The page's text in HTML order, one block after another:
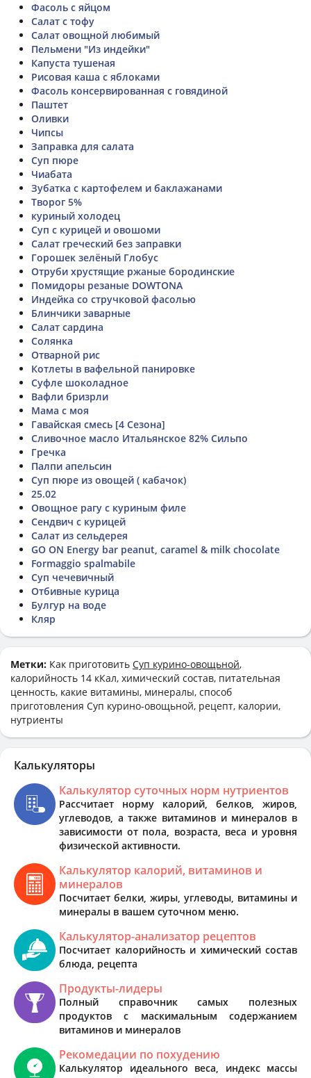
Фасоль с яйцом
Салат с тофу
Салат овощной любимый
Пельмени "Из индейки"
Капуста тушеная
Рисовая каша с яблоками
Фасоль консервированная с говядиной
Паштет
Оливки
Чипсы
Заправка для салата
Суп пюре
Чиабата
Зубатка с картофелем и баклажанами
Творог 5%
куриный холодец
Суп с курицей и овошоми
Салат греческий без заправки
Горошек зелёный Глобус
Отруби хрустящие ржаные бородинские
Помидоры резаные DOWTONA
Индейка со стручковой фасолью
Блинчики заварные
Салат сардина
Солянка
Отварной рис
Котлеты в вафельной панировке
Суфле шоколадное
Вафли бризрли
Мама с моя
Гавайская смесь [4 Сезона]
Сливочное масло Итальянское 82% Сильпо
Гречка
Палпи апельсин
Суп пюре из овощей ( кабачок)
25.02
Овощное рагу с куриным филе
Сендвич с курицей
Салат из сельдерея
GO ON Energy bar peanut, caramel & milk chocolate
Formaggio spalmabile
Суп чечевичный
Отбивные курица
Булгур на воде
Кляр
Метки: Как приготовить Суп курино-овощьной,
калорийность 14 кКал, химический состав, питательная
ценность, какие витамины, минералы, способ
приготовления Суп курино-овощьной, рецепт, калории,
нутриенты
Калькуляторы
Калькулятор суточных норм нутриентов
Рассчитает норму калорий, белков, жиров,
углеводов, а также витаминов и минералов в
зависимости от пола, возраста, веса и уровня
физической активности.
Калькулятор калорий, витаминов и
минералов
Посчитает белки, жиры, углеводы, витамины и
минералы в вашем суточном меню.
Калькулятор-анализатор рецептов
Посчитает калорийность и химический состав
блюда, рецепта
Продукты-лидеры
Полный справочник самых полезных
продуктов с маскимальным содержанием
витаминов и минералов
Рекомедации по похудению
Калькулятор идеального веса, индекс массы